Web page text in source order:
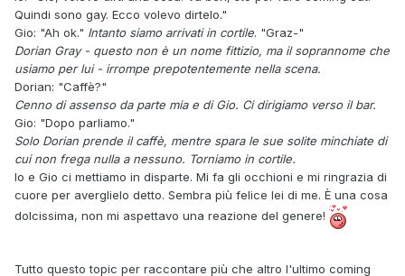
Quindi sono gay. Ecco volevo dirtelo."
Gio: "Ah ok." Intanto siamo arrivati in cortile. "Graz-"
Dorian Gray - questo non è un nome fittizio, ma il soprannome che
usiamo per lui - irrompe prepotentemente nella scena.
Dorian: "Caffè?"
Cenno di assenso da parte mia e di Gio. Ci dirigiamo verso il bar.
Gio: "Dopo parliamo."
Solo Dorian prende il caffè, mentre spara le sue solite minchiate di
cui non frega nulla a nessuno. Torniamo in cortile.
Io e Gio ci mettiamo in disparte. Mi fa gli occhioni e mi ringrazia di
cuore per averglielo detto. Sembra più felice lei di me. È una cosa
dolcissima, non mi aspettavo una reazione del genere!
Tutto questo topic per raccontare più che altro l'ultimo coming